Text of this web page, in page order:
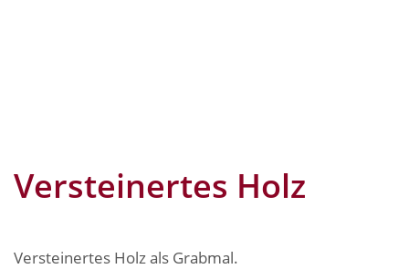
Versteinertes Holz
Versteinertes Holz als Grabmal.